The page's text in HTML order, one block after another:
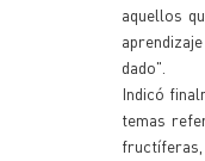
aquellos
dado".
Indicó
temas
fructíferas,